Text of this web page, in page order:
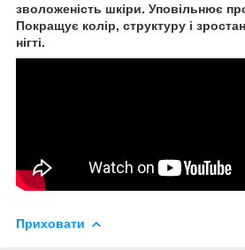
зволоженість шкіри. Уповільнює
Покращує колір, структуру і
нігті.
Приховати